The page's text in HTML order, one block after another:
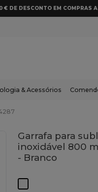
DE DESCONTO EM COMPRAS
& Acessórios
Garrafa para
inoxidável 800
- Branco